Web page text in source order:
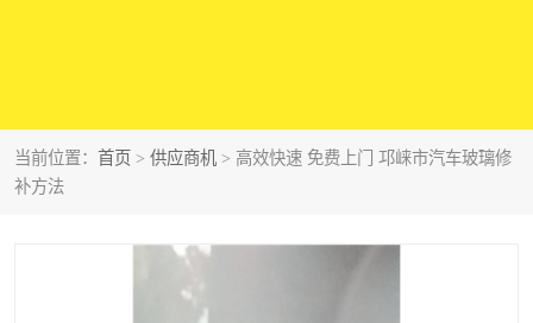
当前位置： 首页 > 供应商机 > 高效快速 免费上门 邛崃市汽车玻璃修
补方法